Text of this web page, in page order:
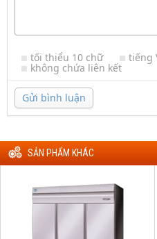
tối thiểu 10 chữ tiếng
không chứa liên kết
Gửi bình luận
SẢN PHẨM KHÁC